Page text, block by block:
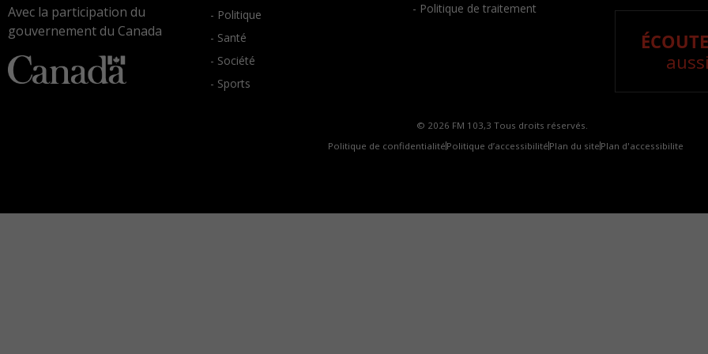
Avec la participation du
gouvernement du Canada
- Politique
- Santé
- Société
- Sports
- Politique de traitement
© 2026 FM 103,3 Tous droits réservés.
Politique de confidentialité Politique d’accessibilité Plan du site Plan d'accessibilite